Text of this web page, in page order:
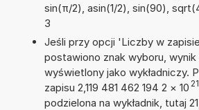
sin(π/2), asin(1/2), sin(90),
3
Jeśli przy opcji 'Liczby w
postawiono znak wyboru,
wyświetlony jako wykładniczy.
zapisu 2,119 481 462 194 2 × 10 21
podzielona na wykładnik, tutaj